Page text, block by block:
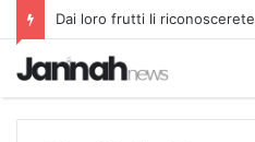
Dai loro frutti li riconoscerete